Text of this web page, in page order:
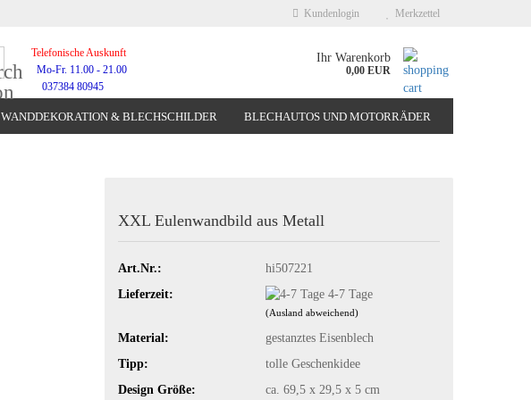
Kundenlogin Merkzettel
Suche...Telefonische Auskunft
Mo-Fr. 11.00 - 21.00
037384 80945
Ihr Warenkorb
0,00 EUR
WANDDEKORATION & BLECHSCHILDER BLECHAUTOS UND MOTORRÄDER
XXL Eulenwandbild aus Metall
Art.Nr.:
hi507221
Lieferzeit:
4-7 Tage
(Ausland abweichend)
Material:
gestanztes Eisenblech
Tipp:
tolle Geschenkidee
Design Größe:
ca. 69,5 x 29,5 x 5 cm